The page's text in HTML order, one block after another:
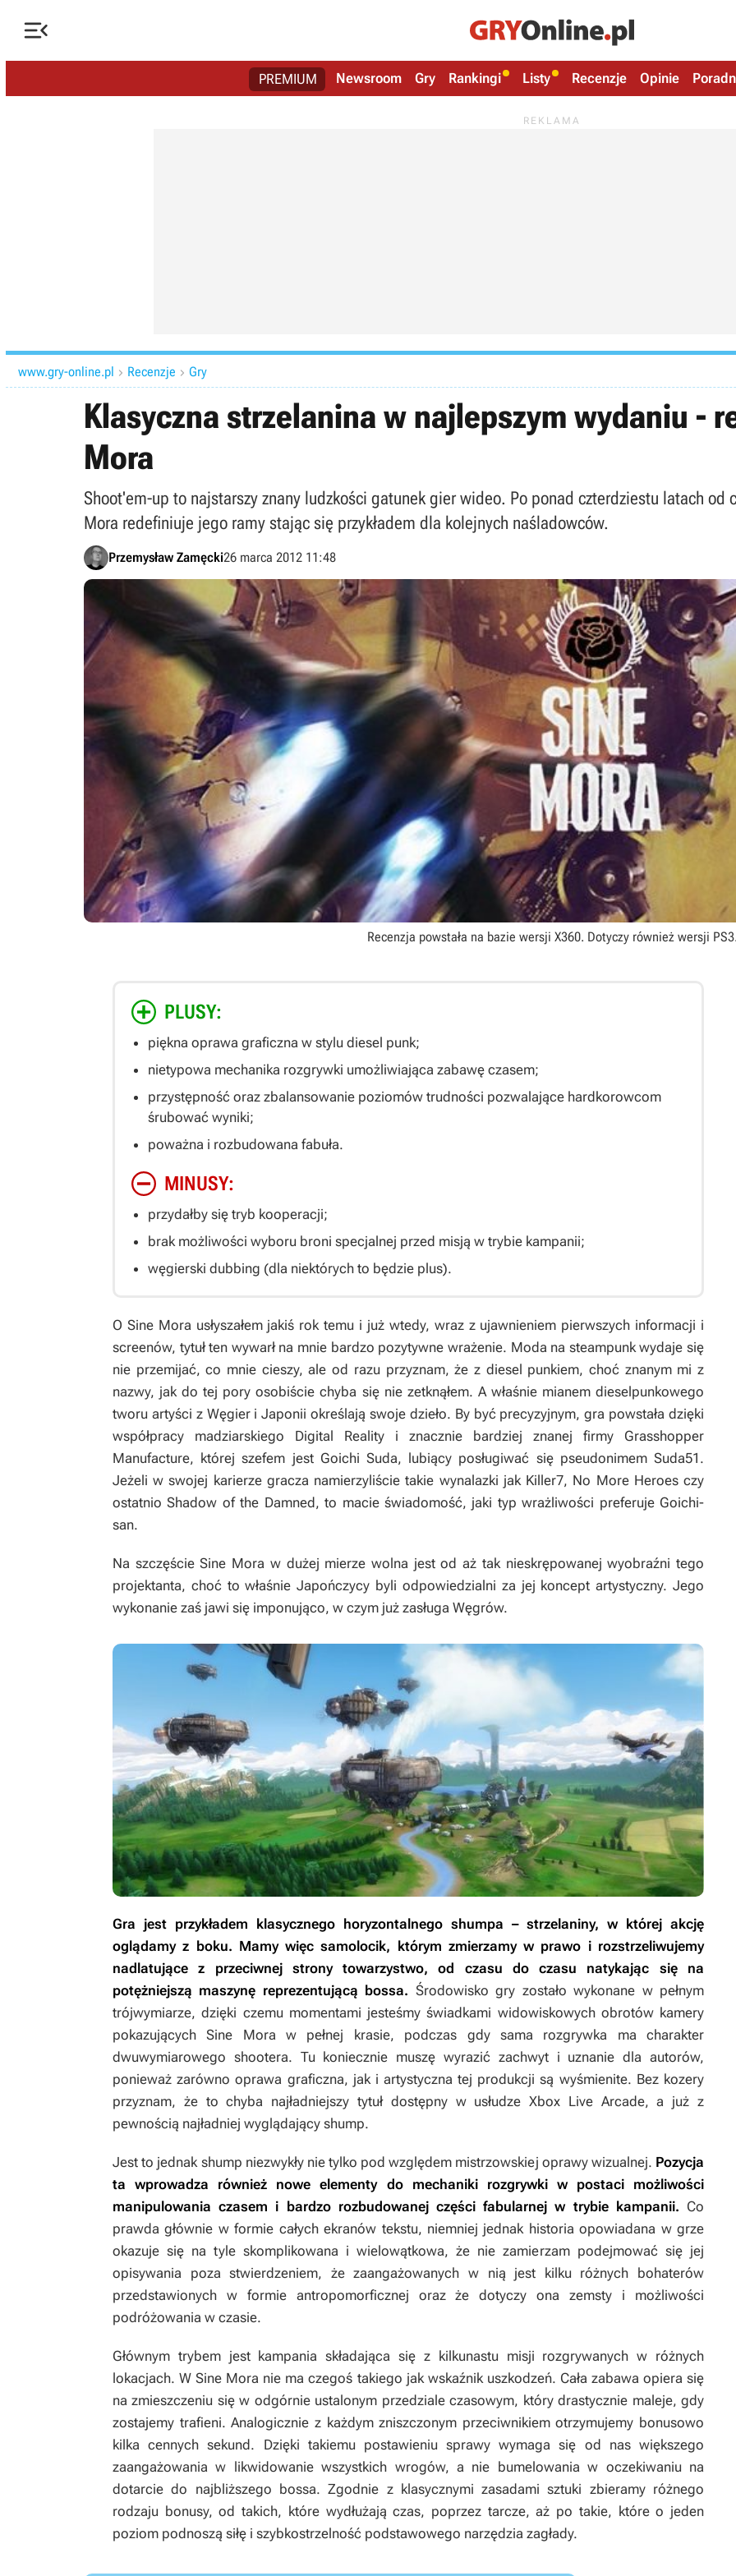

PREMIUM Newsroom Gry Rankingi Listy Recenzje Opinie
www.gry-online.pl  Recenzje  Gry
Klasyczna strzelanina w najlepszym wydaniu -
Mora
Shoot'em-up to najstarszy znany ludzkości gatunek gier wideo. Po ponad czterdziestu latach od
Mora redefiniuje jego ramy stając się przykładem dla kolejnych naśladowców.
Przemysław Zamęcki26 marca 2012 11:48
Recenzja powstała na bazie wersji X360. Dotyczy również wersji PS3
PLUSY:
piękna oprawa graficzna w stylu diesel punk;
nietypowa mechanika rozgrywki umożliwiająca zabawę czasem;
przystępność oraz zbalansowanie poziomów trudności pozwalające hardkorowcom
śrubować wyniki;
poważna i rozbudowana fabuła.
MINUSY:
przydałby się tryb kooperacji;
brak możliwości wyboru broni specjalnej przed misją w trybie kampanii;
węgierski dubbing (dla niektórych to będzie plus).
O Sine Mora usłyszałem jakiś rok temu i już wtedy, wraz z ujawnieniem pierwszych informacji i
screenów, tytuł ten wywarł na mnie bardzo pozytywne wrażenie. Moda na steampunk wydaje się
nie przemijać, co mnie cieszy, ale od razu przyznam, że z diesel punkiem, choć znanym mi z
nazwy, jak do tej pory osobiście chyba się nie zetknąłem. A właśnie mianem dieselpunkowego
tworu artyści z Węgier i Japonii określają swoje dzieło. By być precyzyjnym, gra powstała dzięki
współpracy madziarskiego Digital Reality i znacznie bardziej znanej firmy Grasshopper
Manufacture, której szefem jest Goichi Suda, lubiący posługiwać się pseudonimem Suda51.
Jeżeli w swojej karierze gracza namierzyliście takie wynalazki jak Killer7, No More Heroesczy
ostatnioShadow of the Damned, to macie świadomość, jaki typ wrażliwości preferuje Goichi-
san.
Na szczęścieSine Mora w dużej mierze wolna jest od aż tak nieskrępowanej wyobraźni tego
projektanta, choć to właśnie Japończycy byli odpowiedzialni za jej koncept artystyczny. Jego
wykonanie zaś jawi się imponująco, w czym już zasługa Węgrów.
Gra jest przykładem klasycznego horyzontalnego shumpa – strzelaniny, w której akcję
oglądamy z boku. Mamy więc samolocik, którym zmierzamy w prawo i rozstrzeliwujemy
nadlatujące z przeciwnej strony towarzystwo, od czasu do czasu natykając się na
potężniejszą maszynę reprezentującą bossa. Środowisko gry zostało wykonane w pełnym
trójwymiarze, dzięki czemu momentami jesteśmy świadkami widowiskowych obrotów kamery
pokazującychSine Mora w pełnej krasie, podczas gdy sama rozgrywka ma charakter
dwuwymiarowego shootera. Tu koniecznie muszę wyrazić zachwyt i uznanie dla autorów,
ponieważ zarówno oprawa graficzna, jak i artystyczna tej produkcji są wyśmienite. Bez kozery
przyznam, że to chyba najładniejszy tytuł dostępny w usłudze Xbox Live Arcade, a już z
pewnością najładniej wyglądający shump.
Jest to jednak shump niezwykły nie tylko pod względem mistrzowskiej oprawy wizualnej. Pozycja
ta wprowadza również nowe elementy do mechaniki rozgrywki w postaci możliwości
manipulowania czasem i bardzo rozbudowanej części fabularnej w trybie kampanii. Co
prawda głównie w formie całych ekranów tekstu, niemniej jednak historia opowiadana w grze
okazuje się na tyle skomplikowana i wielowątkowa, że nie zamierzam podejmować się jej
opisywania poza stwierdzeniem, że zaangażowanych w nią jest kilku różnych bohaterów
przedstawionych w formie antropomorficznej oraz że dotyczy ona zemsty i możliwości
podróżowania w czasie.
Głównym trybem jest kampania składająca się z kilkunastu misji rozgrywanych w różnych
lokacjach. WSine Mora nie ma czegoś takiego jak wskaźnik uszkodzeń. Cała zabawa opiera się
na zmieszczeniu się w odgórnie ustalonym przedziale czasowym, który drastycznie maleje, gdy
zostajemy trafieni. Analogicznie z każdym zniszczonym przeciwnikiem otrzymujemy bonusowo
kilka cennych sekund. Dzięki takiemu postawieniu sprawy wymaga się od nas większego
zaangażowania w likwidowanie wszystkich wrogów, a nie bumelowania w oczekiwaniu na
dotarcie do najbliższego bossa. Zgodnie z klasycznymi zasadami sztuki zbieramy różnego
rodzaju bonusy, od takich, które wydłużają czas, poprzez tarcze, aż po takie, które o jeden
poziom podnoszą siłę i szybkostrzelność podstawowego narzędzia zagłady.